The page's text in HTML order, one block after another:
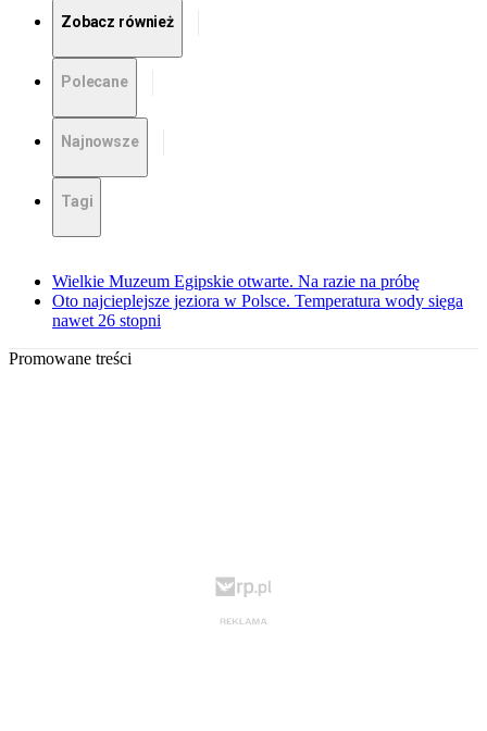
Zobacz również
Polecane
Najnowsze
Tagi
Wielkie Muzeum Egipskie otwarte. Na razie na próbę
Oto najcieplejsze jeziora w Polsce. Temperatura wody sięga
nawet 26 stopni
Promowane treści